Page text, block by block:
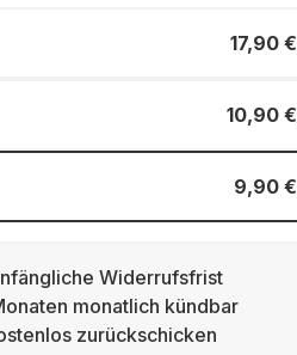
17,90 €
10,90 €
9,90 €
Widerrufsfrist
monatlich kündbar
zurückschicken